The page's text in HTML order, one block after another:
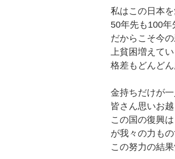
私はこの日本
50年先も100
だからこそ今
上貧困増えて
格差もどんど
金持ちだけが
皆さん思いお
この国の復興
が我々の力も
この努力の結